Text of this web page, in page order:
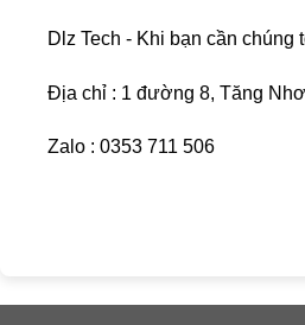
Dlz Tech - Khi bạn cần chúng
Địa chỉ : 1 đường 8, Tăng
Zalo : 0353 711 506